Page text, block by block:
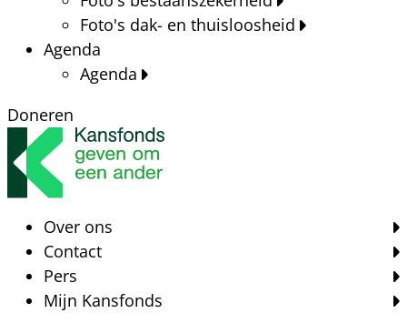
Foto's dak- en thuisloosheid
Agenda
Agenda
Doneren
Over ons
Contact
Pers
Mijn Kansfonds